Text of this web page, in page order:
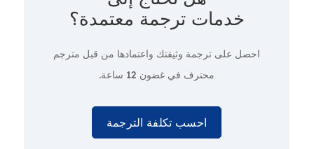
خدمات ترجمة معتمدة؟
احصل على ترجمة وثيقتك واعتمادها من قبل مترجم
محترف في غضون 12 ساعة.
احسب تكلفة الترجمة